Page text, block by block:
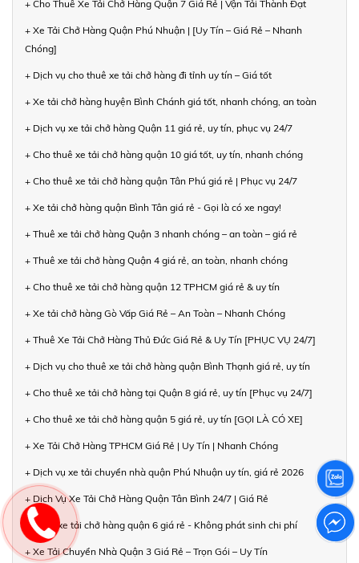
+ Cho Thuê Xe Tải Chở Hàng Quận 7 Giá Rẻ | Vận Tải Thành Đạt
+ Xe Tải Chở Hàng Quận Phú Nhuận | [Uy Tín – Giá Rẻ – Nhanh
Chóng]
+ Dịch vụ cho thuê xe tải chở hàng đi tỉnh uy tín – Giá tốt
+ Xe tải chở hàng huyện Bình Chánh giá tốt, nhanh chóng, an toàn
+ Dịch vụ xe tải chở hàng Quận 11 giá rẻ, uy tín, phục vụ 24/7
+ Cho thuê xe tải chở hàng quận 10 giá tốt, uy tín, nhanh chóng
+ Cho thuê xe tải chở hàng quận Tân Phú giá rẻ | Phục vụ 24/7
+ Xe tải chở hàng quận Bình Tân giá rẻ - Gọi là có xe ngay!
+ Thuê xe tải chở hàng Quận 3 nhanh chóng – an toàn – giá rẻ
+ Thuê xe tải chở hàng Quận 4 giá rẻ, an toàn, nhanh chóng
+ Cho thuê xe tải chở hàng quận 12 TPHCM giá rẻ & uy tín
+ Xe tải chở hàng Gò Vấp Giá Rẻ – An Toàn – Nhanh Chóng
+ Thuê Xe Tải Chở Hàng Thủ Đức Giá Rẻ & Uy Tín [PHỤC VỤ 24/7]
+ Dịch vụ cho thuê xe tải chở hàng quận Bình Thạnh giá rẻ, uy tín
+ Cho thuê xe tải chở hàng tại Quận 8 giá rẻ, uy tín [Phục vụ 24/7]
+ Cho thuê xe tải chở hàng quận 5 giá rẻ, uy tín [GỌI LÀ CÓ XE]
+ Xe Tải Chở Hàng TPHCM Giá Rẻ | Uy Tín | Nhanh Chóng
+ Dịch vụ xe tải chuyển nhà quận Phú Nhuận uy tín, giá rẻ 2026
+ Dịch Vụ Xe Tải Chở Hàng Quận Tân Bình 24/7 | Giá Rẻ
+ Thuê xe tải chở hàng quận 6 giá rẻ - Không phát sinh chi phí
+ Xe Tải Chuyển Nhà Quận 3 Giá Rẻ – Trọn Gói – Uy Tín